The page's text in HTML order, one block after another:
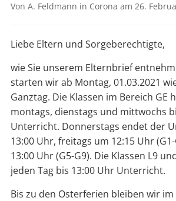
Von A. Feldmann in Corona am 26.
Liebe Eltern und Sorgeberechtigte,
wie Sie unserem Elternbrief
starten wir ab Montag, 01.03.2021
Ganztag. Die Klassen im Bereich GE
montags, dienstags und mittwochs
Unterricht. Donnerstags endet der
13:00 Uhr, freitags um 12:15 Uhr
13:00 Uhr (G5-G9). Die Klassen L9
jeden Tag bis 13:00 Uhr Unterricht.
Bis zu den Osterferien bleiben wir